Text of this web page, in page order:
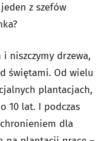
z szefów
niszczymy drzewa,
świętami. Od wielu
plantacjach,
10 lat. I podczas
dla